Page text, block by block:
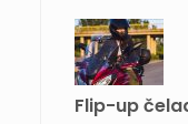
Flip-up